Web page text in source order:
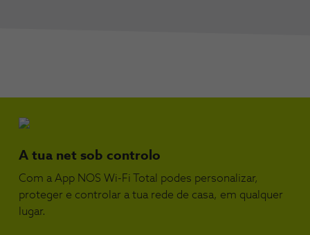
A tua net sob controlo
Com a App NOS Wi-Fi Total podes personalizar,
proteger e controlar a tua rede de casa, em qualquer
lugar.